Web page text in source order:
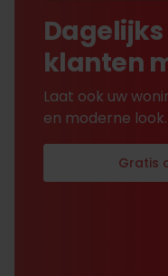
klanten
Laat ook uw
en moderne look.
Gratis